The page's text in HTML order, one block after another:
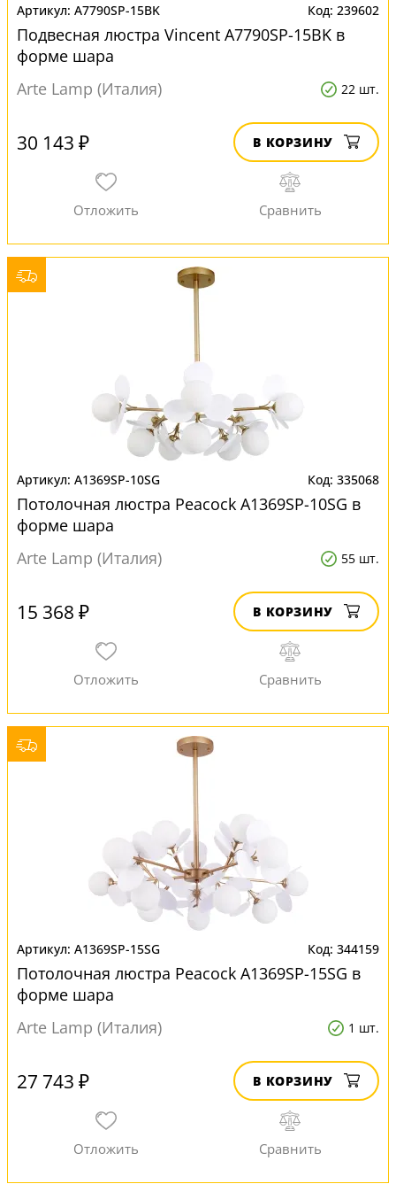
A7790SP-15BK 239602
Подвесная люстра Vincent A7790SP-15BK в
форме шара
Arte Lamp (Италия)
22 шт.
30 143 ₽ В КОРЗИНУ
A1369SP-10SG 335068
Потолочная люстра Peacock A1369SP-10SG в
форме шара
Arte Lamp (Италия)
55 шт.
15 368 ₽ В КОРЗИНУ
A1369SP-15SG 344159
Потолочная люстра Peacock A1369SP-15SG в
форме шара
Arte Lamp (Италия)
1 шт.
27 743 ₽ В КОРЗИНУ